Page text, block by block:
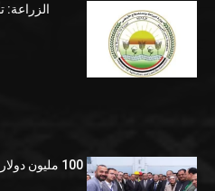
100 مليون